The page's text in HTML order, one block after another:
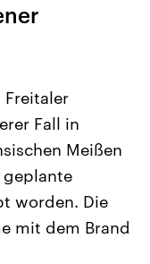
Beiträge,
und
die Vereinigten
mächtigsten Ländern
großem Einfluss auf
Freitaler
Fall in
Meißen
geplante
worden. Die
mit dem Brand